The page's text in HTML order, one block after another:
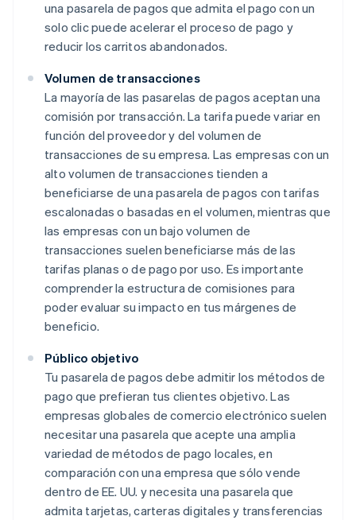
una pasarela de pagos que admita el pago con un
solo clic puede acelerar el proceso de pago y
reducir los carritos abandonados.
Volumen de transacciones
La mayoría de las pasarelas de pagos aceptan una
comisión por transacción. La tarifa puede variar en
función del proveedor y del volumen de
transacciones de su empresa. Las empresas con un
alto volumen de transacciones tienden a
beneficiarse de una pasarela de pagos con tarifas
escalonadas o basadas en el volumen, mientras que
las empresas con un bajo volumen de
transacciones suelen beneficiarse más de las
tarifas planas o de pago por uso. Es importante
comprender la estructura de comisiones para
poder evaluar su impacto en tus márgenes de
beneficio.
Público objetivo
Tu pasarela de pagos debe admitir los métodos de
pago que prefieran tus clientes objetivo. Las
empresas globales de comercio electrónico suelen
necesitar una pasarela que acepte una amplia
variedad de métodos de pago locales, en
comparación con una empresa que sólo vende
dentro de EE. UU. y necesita una pasarela que
admita tarjetas, carteras digitales y transferencias